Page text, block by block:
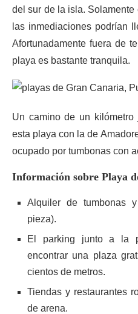
del sur de la isla.
las inmediaciones podrían
Afortunadamente fuera de
playa es bastante tranquila.
Un camino de un
esta playa con la de
ocupado por tumbonas con
Información sobre Playa
Alquiler de tumbonas
pieza).
El parking junto a la
encontrar una plaza
cientos de metros.
Tiendas y restaurantes
de arena.